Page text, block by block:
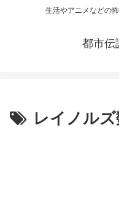
生活やアニメなどの
都市伝
レイノル